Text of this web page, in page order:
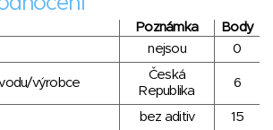
Poznámka
Body
nejsou 0
výrobce
Česká
Republika
6
bez aditiv
15